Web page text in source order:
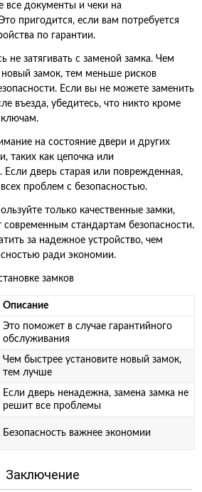
все документы и чеки на
пригодится, если вам потребуется
по гарантии.
не затягивать с заменой замка. Чем
замок, тем меньше рисков
Если вы не можете заменить
въезда, убедитесь, что никто кроме
ключам.
на состояние двери и других
таких как цепочка или
дверь старая или поврежденная,
проблем с безопасностью.
только качественные замки,
современным стандартам безопасности.
за надежное устройство, чем
ради экономии.
замков
Описание
Это поможет в случае гарантийного
обслуживания
Чем быстрее установите новый замок,
тем лучше
Если дверь ненадежна, замена замка не
решит все проблемы
Безопасность важнее экономии
Заключение